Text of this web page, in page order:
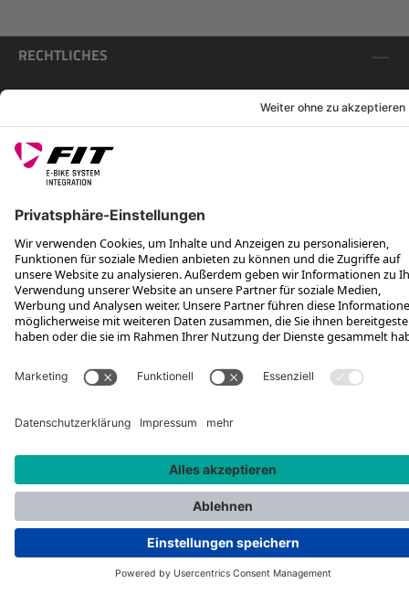
RECHTLICHES
SERVICES
FOLGE UNS AUF
*Unverbindliche Preisempfehlung inkl. MwSt. zzgl. Versandkosten
Rotax Bike Technology AG © 2025